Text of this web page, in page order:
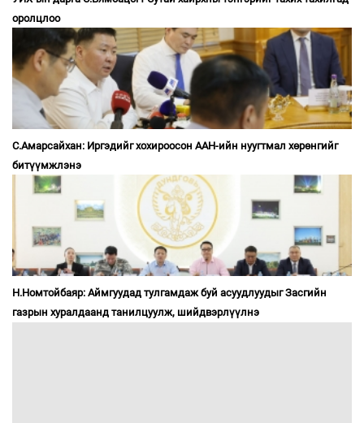
оролцлоо
С.Амарсайхан: Иргэдийг хохироосон ААН-ийн нуугтмал хөрөнгийг
битүүмжлэнэ
Н.Номтойбаяр: Аймгуудад тулгамдаж буй асуудлуудыг Засгийн
газрын хуралдаанд танилцуулж, шийдвэрлүүлнэ